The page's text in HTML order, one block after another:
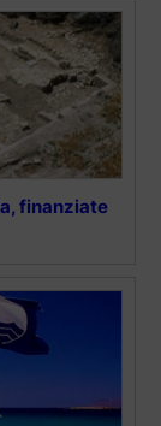
finanziate